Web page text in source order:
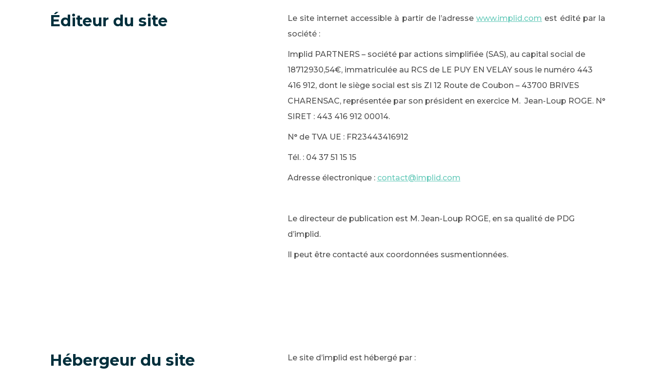
Éditeur du site Le site internet accessible à partir de l’adressewww.implid.com est édité par la
société :
Implid PARTNERS – société par actions simplifiée (SAS), au capital social de
18712930,54€, immatriculée au RCS de LE PUY EN VELAY sous le numéro 443
416 912, dont le siège social est sis ZI 12 Route de Coubon – 43700 BRIVES
CHARENSAC, représentée par son président en exercice M. Jean-Loup ROGE. N°
SIRET : 443 416 912 00014.
N° de TVA UE : FR23443416912
Tél. : 04 37 51 15 15
Adresse électronique : contact@implid.com
Le directeur de publication est M. Jean-Loup ROGE, en sa qualité de PDG
d’implid.
Il peut être contacté aux coordonnées susmentionnées.
Hébergeur du site Le site d’implid est hébergé par :